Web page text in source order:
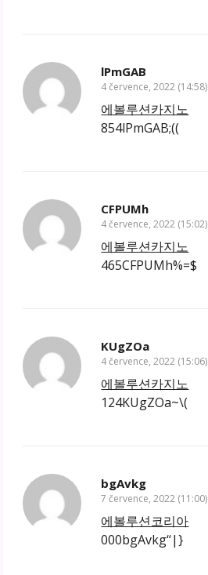
lPmGAB
4 července, 2022 (14:58)
에볼루션카지노
854lPmGAB;((
CFPUMh
4 července, 2022 (15:02)
에볼루션카지노
465CFPUMh%=$
KUgZOa
4 července, 2022 (15:06)
에볼루션카지노
124KUgZOa~\(
bgAvkg
7 července, 2022 (11:00)
에볼루션코리아
000bgAvkg“|}